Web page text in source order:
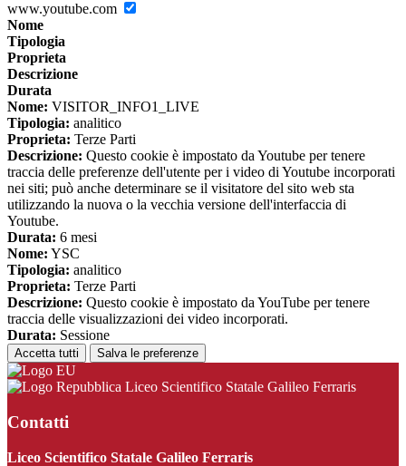
www.youtube.com
Nome
Tipologia
Proprieta
Descrizione
Durata
Nome: VISITOR_INFO1_LIVE
Tipologia: analitico
Proprieta: Terze Parti
Descrizione: Questo cookie è impostato da Youtube per tenere
traccia delle preferenze dell'utente per i video di Youtube incorporati
nei siti; può anche determinare se il visitatore del sito web sta
utilizzando la nuova o la vecchia versione dell'interfaccia di
Youtube.
Durata: 6 mesi
Nome: YSC
Tipologia: analitico
Proprieta: Terze Parti
Descrizione: Questo cookie è impostato da YouTube per tenere
traccia delle visualizzazioni dei video incorporati.
Durata: Sessione
Accetta tutti Salva le preferenze
Liceo Scientifico Statale Galileo Ferraris
Contatti
Liceo Scientifico Statale Galileo Ferraris